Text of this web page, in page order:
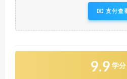
支付查
9.9 学分